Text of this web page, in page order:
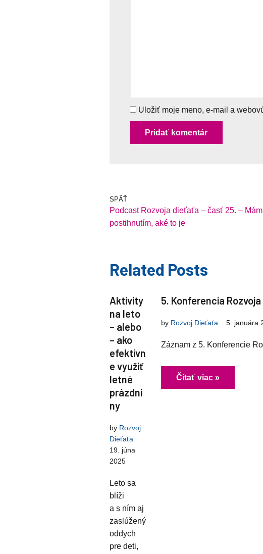
Uložiť moje meno, e-mail a
SPÄŤ
Podcast Rozvoja dieťaťa – časť 25. –
postihnutím, aké to je
Related Posts
Aktivity
na leto
– alebo
– ako
efektívn
e využiť
letné
prázdni
ny
by Rozvoj
Dieťaťa
19. júna
2025
Leto sa
blíži
a s ním aj
zaslúžený
oddych
pre deti,
5. Konferencia
by Rozvoj Dieťaťa 5. januára
Záznam z 5. Konferencie
Čítať viac »